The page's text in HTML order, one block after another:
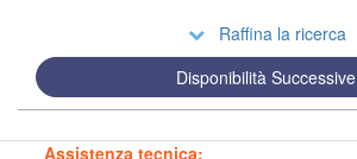
Raffina la ricerca
Disponibilità Successive
Assistenza tecnica: